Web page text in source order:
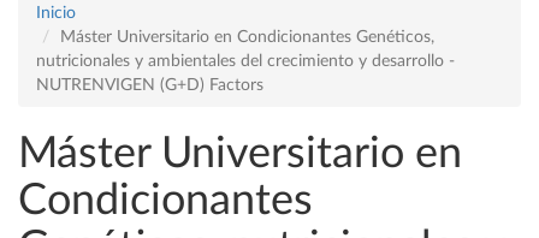
Inicio
Máster Universitario en Condicionantes Genéticos,
nutricionales y ambientales del crecimiento y desarrollo -
NUTRENVIGEN (G+D) Factors
Máster Universitario en
Condicionantes